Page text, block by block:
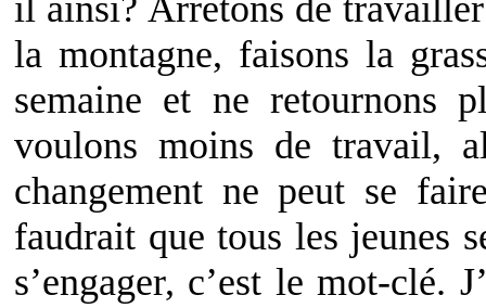
il ainsi? Arrêtons de
la montagne, faisons la
semaine et ne retournons
voulons moins de travail,
changement ne peut se
faudrait que tous les jeunes
s’engager, c’est le mot-clé.